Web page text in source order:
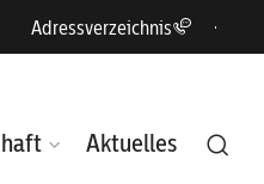
Adressverzeichnis
Aktuelles